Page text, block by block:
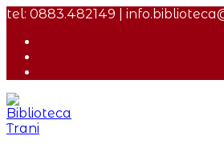
Salta
contenuto
tel: 0883.482149 |